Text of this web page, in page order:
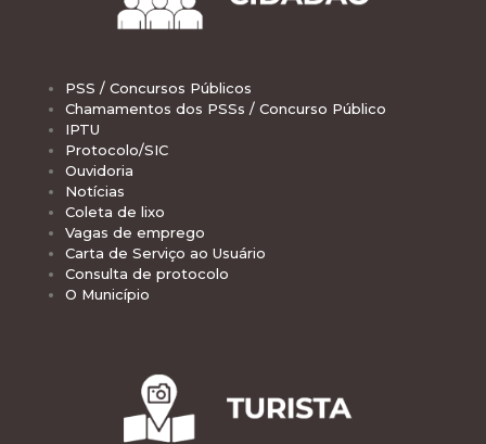
PSS / Concursos Públicos
Chamamentos dos PSSs / Concurso Público
IPTU
Protocolo/SIC
Ouvidoria
Notícias
Coleta de lixo
Vagas de emprego
Carta de Serviço ao Usuário
Consulta de protocolo
O Município